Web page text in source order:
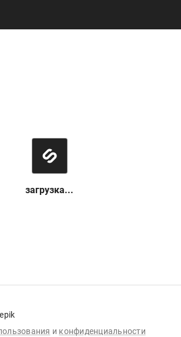
загрузка...
и конфиденциальности